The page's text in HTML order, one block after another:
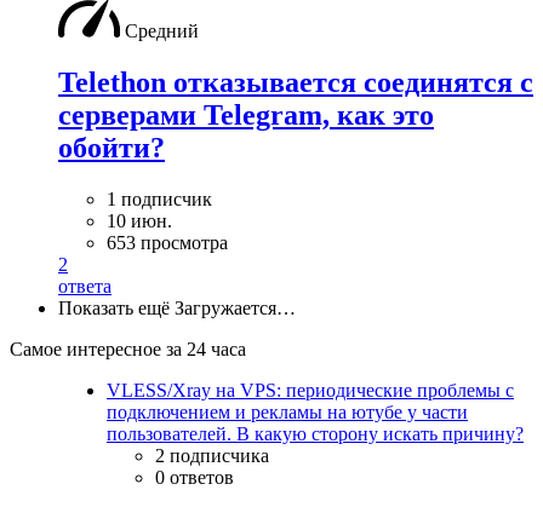
Средний
Telethon отказывается соединятся с
серверами Telegram, как это
обойти?
1 подписчик
10 июн.
653 просмотра
2
ответа
Показать ещё Загружается…
Самое интересное за 24 часа
VLESS/Xray на VPS: периодические проблемы с
подключением и рекламы на ютубе у части
пользователей. В какую сторону искать причину?
2 подписчика
0 ответов